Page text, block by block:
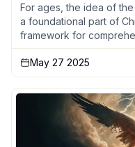
For ages, the idea of
a foundational part of
framework for
May 27 2025